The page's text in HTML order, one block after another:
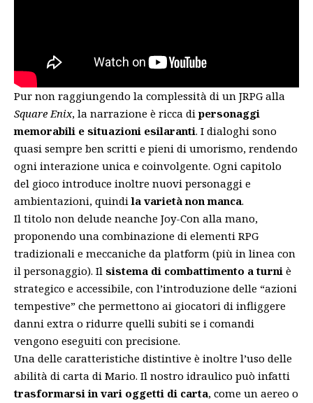
Pur non raggiungendo la complessità di un JRPG alla
Square Enix, la narrazione è ricca dipersonaggi
memorabili e situazioni esilaranti. I dialoghi sono
quasi sempre ben scritti e pieni di umorismo, rendendo
ogni interazione unica e coinvolgente. Ogni capitolo
del gioco introduce inoltre nuovi personaggi e
ambientazioni, quindila varietà non manca.
Il titolo non delude neanche Joy-Con alla mano,
proponendo una combinazione di elementi RPG
tradizionali e meccaniche da platform (più in linea con
il personaggio). Il sistema di combattimento a turni è
strategico e accessibile, con l’introduzione delle “azioni
tempestive” che permettono ai giocatori di infliggere
danni extra o ridurre quelli subiti se i comandi
vengono eseguiti con precisione.
Una delle caratteristiche distintive è inoltre l’uso delle
abilità di carta di Mario. Il nostro idraulico può infatti
trasformarsi in vari oggetti di carta, come un aereo o